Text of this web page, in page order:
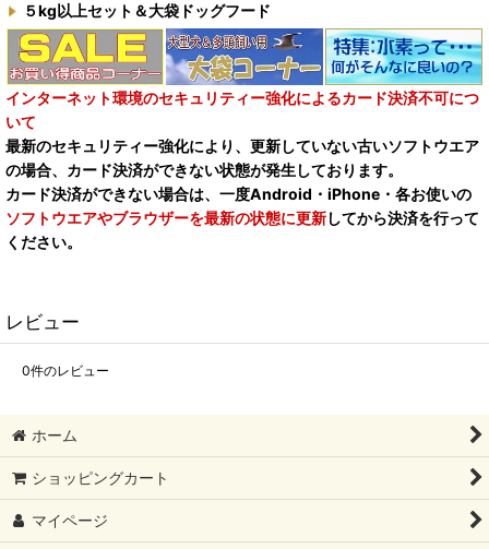
５kg以上セット＆大袋ドッグフード
インターネット環境のセキュリティー強化によるカード決済不可につ
いて
最新のセキュリティー強化により、更新していない古いソフトウエア
の場合、カード決済ができない状態が発生しております。
カード決済ができない場合は、一度Android・iPhone・各お使いの
ソフトウエアやブラウザーを最新の状態に更新してから決済を行って
ください。
レビュー
0件のレビュー
ホーム
ショッピングカート
マイページ